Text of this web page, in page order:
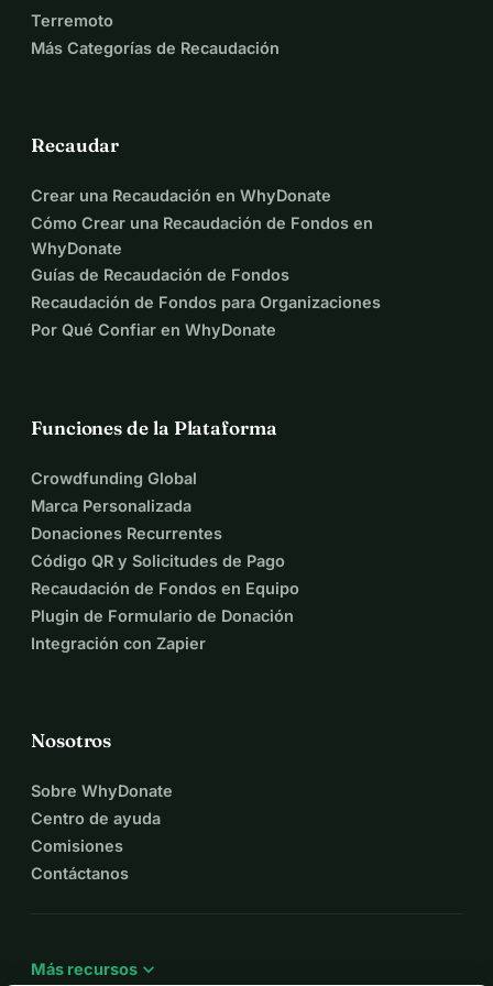
Terremoto
Más Categorías de Recaudación
Recaudar
Crear una Recaudación en WhyDonate
Cómo Crear una Recaudación de Fondos en
WhyDonate
Guías de Recaudación de Fondos
Recaudación de Fondos para Organizaciones
Por Qué Confiar en WhyDonate
Funciones de la Plataforma
Crowdfunding Global
Marca Personalizada
Donaciones Recurrentes
Código QR y Solicitudes de Pago
Recaudación de Fondos en Equipo
Plugin de Formulario de Donación
Integración con Zapier
Nosotros
Sobre WhyDonate
Centro de ayuda
Comisiones
Contáctanos
Más recursos expand_more